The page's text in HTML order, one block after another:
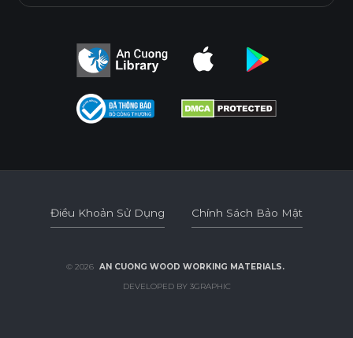
Điều Khoản Sử Dụng Chính Sách Bảo Mật
© 2026 AN CUONG WOOD WORKING MATERIALS.
DEVELOPED BY 3GRAPHIC